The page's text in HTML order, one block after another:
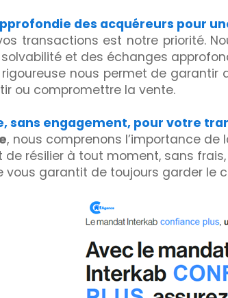
des acquéreurs pour
transactions est notre priorité.
et des échanges
nous permet de garantir
ou compromettre la vente.
sans engagement, pour votre
, nous comprenons l’importance
de résilier à tout moment, sans
vous garantit de toujours garder le